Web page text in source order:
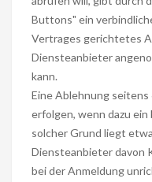
Buttons" ein
Vertrages gerichtetes
Diensteanbieter
kann.
Eine Ablehnung
erfolgen, wenn dazu
solcher Grund liegt
Diensteanbieter davon
bei der Anmeldung